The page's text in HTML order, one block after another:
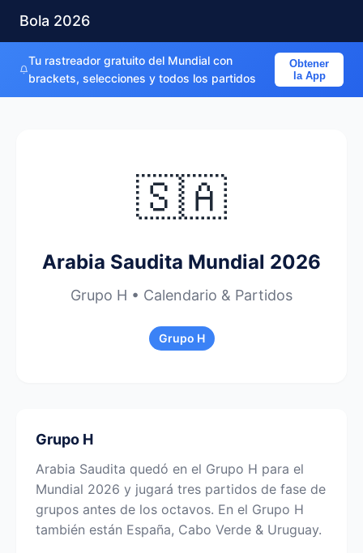
Bola 2026
Tu rastreador gratuito del Mundial con
brackets, selecciones y todos los partidos
Obtener
la App
🇸🇦
Arabia Saudita Mundial 2026
Grupo H • Calendario & Partidos
Grupo H
Grupo H
Arabia Saudita quedó en el Grupo H para el
Mundial 2026 y jugará tres partidos de fase de
grupos antes de los octavos. En el Grupo H
también están España, Cabo Verde & Uruguay.